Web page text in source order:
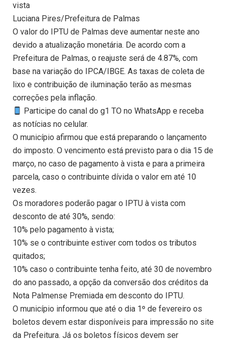
vista
Luciana Pires/Prefeitura de Palmas
O valor do IPTU de Palmas deve aumentar neste ano
devido a atualização monetária. De acordo com a
Prefeitura de Palmas, o reajuste será de 4.87%, com
base na variação do IPCA/IBGE. As taxas de coleta de
lixo e contribuição de iluminação terão as mesmas
correções pela inflação.
Participe do canal do g1 TO no WhatsApp e receba
as notícias no celular.
O município afirmou que está preparando o lançamento
do imposto. O vencimento está previsto para o dia 15 de
março, no caso de pagamento à vista e para a primeira
parcela, caso o contribuinte dívida o valor em até 10
vezes.
Os moradores poderão pagar o IPTU à vista com
desconto de até 30%, sendo:
10% pelo pagamento à vista;
10% se o contribuinte estiver com todos os tributos
quitados;
10% caso o contribuinte tenha feito, até 30 de novembro
do ano passado, a opção da conversão dos créditos da
Nota Palmense Premiada em desconto do IPTU.
O município informou que até o dia 1º de fevereiro os
boletos devem estar disponíveis para impressão no site
da Prefeitura. Já os boletos físicos devem ser